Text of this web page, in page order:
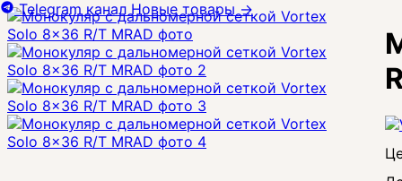
Telegram канал Новые товары→